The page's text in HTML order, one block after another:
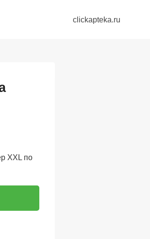
clickapteka.ru
XXL по